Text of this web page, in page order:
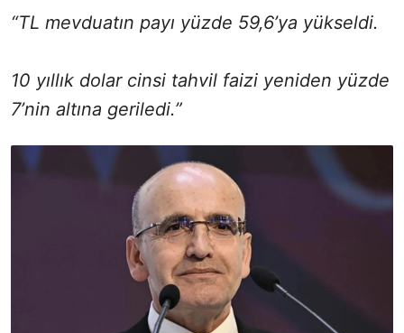
“TL mevduatın payı yüzde 59,6’ya yükseldi.
10 yıllık dolar cinsi tahvil faizi yeniden yüzde
7’nin altına geriledi.”